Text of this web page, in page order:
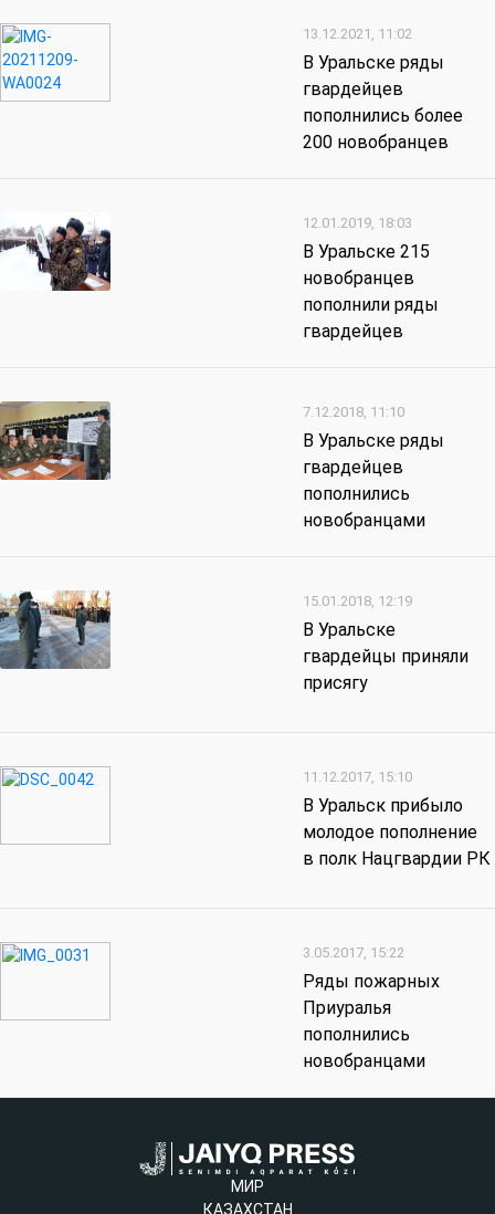
13.12.2021, 11:02
В Уральске ряды
гвардейцев
пополнились более
200 новобранцев
12.01.2019, 18:03
В Уральске 215
новобранцев
пополнили ряды
гвардейцев
7.12.2018, 11:10
В Уральске ряды
гвардейцев
пополнились
новобранцами
15.01.2018, 12:19
В Уральске
гвардейцы приняли
присягу
11.12.2017, 15:10
В Уральск прибыло
молодое пополнение
в полк Нацгвардии РК
3.05.2017, 15:22
Ряды пожарных
Приуралья
пополнились
новобранцами
МИР
КАЗАХСТАН